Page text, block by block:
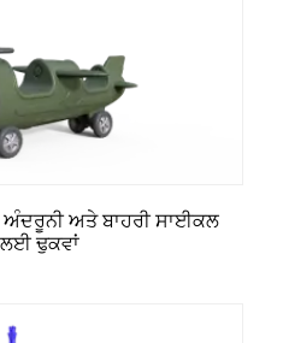
ਅਤੇ ਬਾਹਰੀ ਸਾਈਕਲ
ਲਈ ਢੁਕਵਾਂ